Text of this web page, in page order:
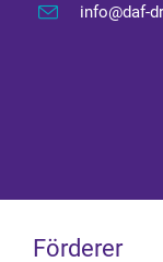
info@daf-
Förderer